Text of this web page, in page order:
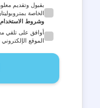
بقبول وتقديم
الخاصة
وشروط الاستخدام
أوافق على تلقي
الموقع